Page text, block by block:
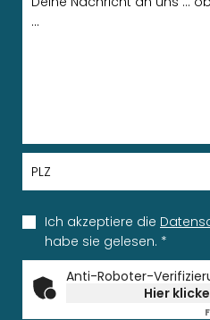
Ich akzeptiere die
habe sie gelesen. *
Anti-Roboter-
Hier